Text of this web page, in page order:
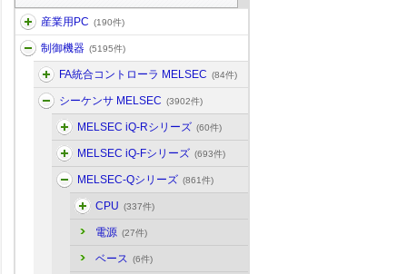
産業用PC (190件)
制御機器 (5195件)
FA統合コントローラ MELSEC (84件)
シーケンサ MELSEC (3902件)
MELSEC iQ-Rシリーズ (60件)
MELSEC iQ-Fシリーズ (693件)
MELSEC-Qシリーズ (861件)
CPU (337件)
電源 (27件)
ベース (6件)